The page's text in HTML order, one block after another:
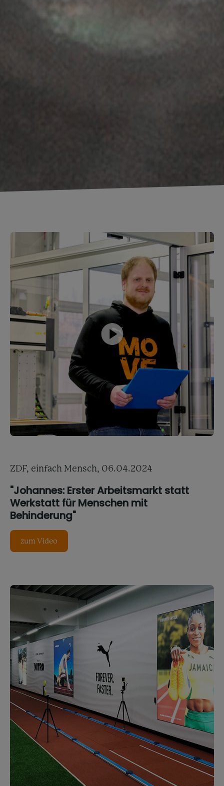
ZDF, einfach Mensch, 06.04.2024
"Johannes: Erster Arbeitsmarkt statt
Werkstatt für Menschen mit
Behinderung"
zum Video